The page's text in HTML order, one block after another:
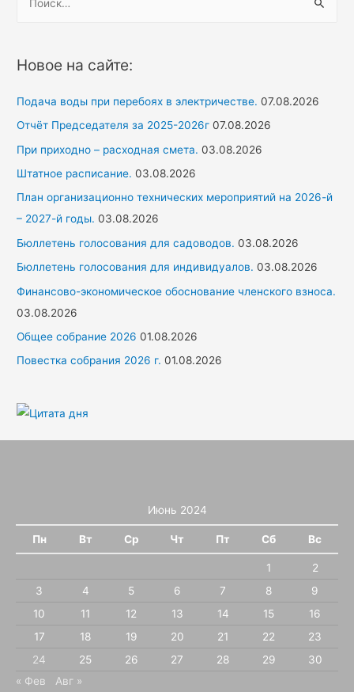
т
:
Новое на сайте:
Подача воды при перебоях в электричестве. 07.08.2026
Отчёт Председателя за 2025-2026г 07.08.2026
При приходно – расходная смета. 03.08.2026
Штатное расписание. 03.08.2026
План организационно технических мероприятий на 2026-й
– 2027-й годы. 03.08.2026
Бюллетень голосования для садоводов. 03.08.2026
Бюллетень голосования для индивидуалов. 03.08.2026
Финансово-экономическое обоснование членского взноса.
03.08.2026
Общее собрание 2026 01.08.2026
Повестка собрания 2026 г. 01.08.2026
Июнь 2024
Пн Вт Ср Чт Пт Сб Вс
1
2
3
4 5 6 7 8
9
10
11 12 13 14 15
16
17
18 19 20 21 22
23
24
25 26 27 28 29
30
« Фев
Авг »